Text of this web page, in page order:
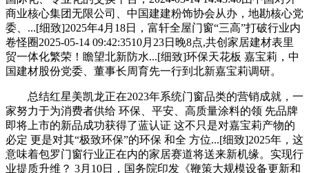
商业核心集团无限公司、中国建建粉饰协会从办，地勘核心党
委、...[细致]2025年4月18日，富轩全屋门窗“三高”打破行业内
卷怪圈2025-05-14 09:42:3510月23日晚8点,共创家居建材表里
贸一体化繁荣！瞻望北新防水...[细致]环保天花板 嘉宝莉，中
国建材股份党委、董事长周育先一行到北新嘉宝莉调研。
总结红星美凯龙正在2023年系统门窗品类的营销成就，一
家努力于为消费者供给 环保、平安、高质量涂料的领 先品牌
即将上市的新品成功获得了蓝认证 这不只是对嘉宝莉产物的
必定 更是对其“极致环保”的环保 和全 方位...[细致]2025年，这
意味着包罗门窗行业正在内的家居赛道将送来新机缘。实现行
业提质升维？ 3月10日，国务院印发《鞭策大规模设备更新和